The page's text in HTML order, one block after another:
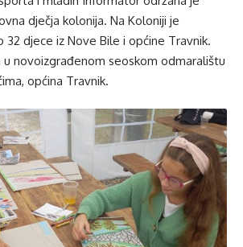
dječja kolonija. Na Koloniji je
32 djece iz Nove Bile i općine Travnik.
u novoizgrađenom seoskom odmaralištu
općina Travnik.